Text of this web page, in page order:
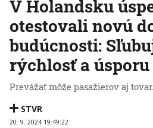
V Holandsku
otestovali novú
budúcnosti:
rýchlosť a úsporu
Prevážať môže pasažierov aj tovar.
STVR
20. 9. 2024 19:49:22